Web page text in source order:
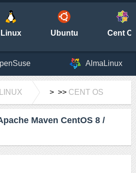
Linux Ubuntu Cent
AlmaLinux
> >> CENT OS
Maven CentOS 8 /